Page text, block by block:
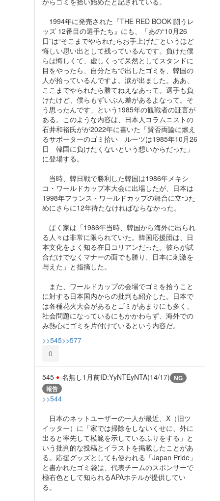
1994年に発売された『THE RED BOOK 闘うレ
ッズ 12番目の選手たち』にも、「あの“10月26
日”は“そこまでやられたらお手上げだ”というほど
悔しい思い出として残っているんです。負けた僕
らは悔しくて、虚しくって呆然としてスタンドに
目をやったら、自分たちで出したゴミを、韓国の
人が拾っているんですよ。涙が出ました。ああ、
ここまでやられたら勝てねえなあって。選手も負
けたけど、僕らもずいぶん差があるよなって。そ
う思ったんです」という1985年の観戦者の証言が
ある。このような内容は、日本人コラムニストの
石井和裕氏がが2022年に書いた「賛否両論に燃え
るサポーターのゴミ拾い ルーツは1985年10月26
日 韓国に負けたくないという想いからだった」
に登場する。
当時、韓日戦で勝利した韓国は1986年メキシ
コ・ワールドカップ本大会に出場したが、日本は
1998年フランス・ワールドカップの舞台に立つた
めにさらに12年待たなければならなかった。
ぱく家は「1986年当時、韓国から海外に出られ
る人々は非常に限られていた。韓国応援団は、日
本文化をよく知る在日コリアンだった。彼らが試
合だけでなくマナーの面でも勝り、日本に刺激を
与えた」と指摘した。
また、ワールドカップの会場でゴミを拾うこと
に対する日本国内からの批判も紹介した。日本で
は各種花火大会があるとゴミがあまりにも多く、
社会問題になっているにもかかわらず、海外での
み熱心にゴミを片付けているという内容だ。
>>545>>577
0
545 名無し1月前ID:YyNTEyNTA(14/17) NG
報告
>>544
日本のネットユーザーの一人が最近、X（旧ツ
イッター）に「家では掃除をしないくせに、外に
出ると率先して模範を示しているふりをする」と
いう批判的な投稿とイラストを掲載したことがあ
る。応援グッズとしても使われる「Japan Pride」
と書かれたゴミ袋は、代表チームのスポンサーで
極右色として知られるAPAホテルが提供してい
る。